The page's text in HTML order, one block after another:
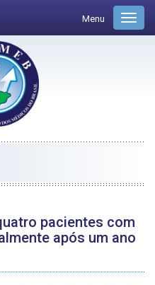
Menu
pacientes com
após um ano